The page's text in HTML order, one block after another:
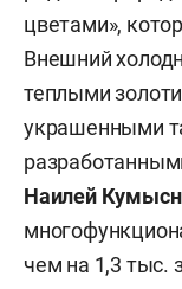
цветами»,
Внешний
теплыми
украшенными
Наилей
чем на 1,3 тыс.